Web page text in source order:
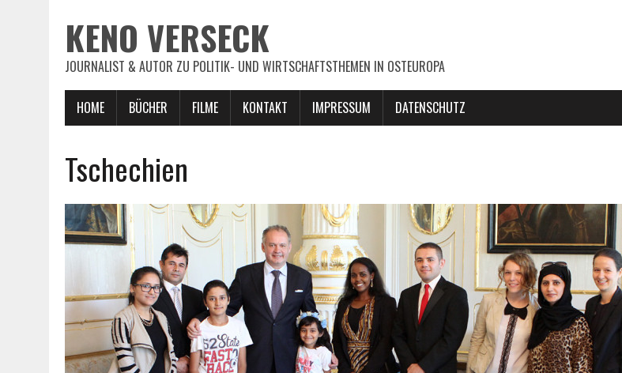
KENO VERSECK
JOURNALIST & AUTOR ZU POLITIK- UND WIRTSCHAFTSTHEMEN IN OSTEUROPA
HOME BÜCHER FILME KONTAKT IMPRESSUM DATENSCHUTZ
Tschechien